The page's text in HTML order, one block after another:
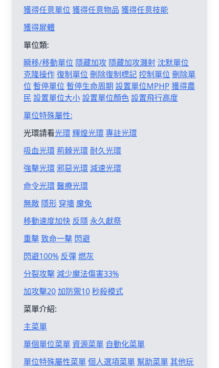
獲得任意單位 獲得任意物品 獲得任意技能
獲得屍體
單位類:
瞬移/移動單位 隱藏加攻 隱藏加攻濺射 沈默單位
克隆操作復制單位 刪除復制標記控制單位 刪除單
位 暫停單位 暫停生命周期 設置單位MPHP 獲得農
民 設置單位大小設置單位顏色設置飛行高度
單位特殊屬性:
光環請看光環輝煌光環專註光環
吸血光環荊棘光環耐久光環
強擊光環邪惡光環減速光環
命令光環醫療光環
無敵 隱形 穿墻 魔免
移動速度加快 反隱 永久獻祭
重擊致命一擊 閃避
閃避100% 反彈燃灰
分裂攻擊減少魔法傷害33%
加攻擊20加防禦10秒殺模式
菜單介紹:
主菜單
單個單位菜單 資源菜單 自動化菜單
單位特殊屬性菜單個人選項菜單 幫助菜單其他玩